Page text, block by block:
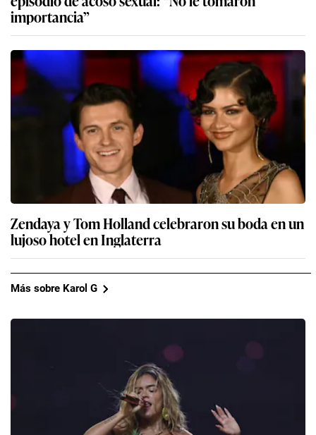
importancia”
Zendaya y Tom Holland celebraron su boda en un
lujoso hotel en Inglaterra
Más sobre Karol G